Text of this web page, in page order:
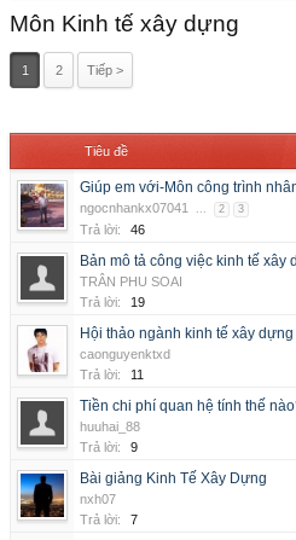
Môn Kinh tế xây dựng
1 2 Tiếp >
Tiêu đề
Giúp em với-Môn công trình
ngocnhankx07041 ... 2 3
Trả lời: 46
Bản mô tả công việc kinh tế xây
TRÂN PHU SOAI
Trả lời:
19
Hội thảo ngành kinh tế xây
caonguyenktxd
Trả lời:
11
Tiền chi phí quan hệ tính thế
huuhai_88
Trả lời:
9
Bài giảng Kinh Tế Xây Dựng
nxh07
Trả lời:
7